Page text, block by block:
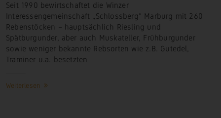
Seit 1990 bewirtschaftet die Winzer
Interessengemeinschaft „Schlossberg“ Marburg mit 260
Rebenstöcken – hauptsächlich Riesling und
Spätburgunder, aber auch Muskateller, Frühburgunder
sowie weniger bekannte Rebsorten wie z.B. Gutedel,
Traminer u.a. besetzten
Weiterlesen